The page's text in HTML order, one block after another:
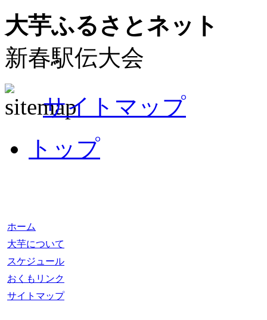
大芋ふるさとネット
新春駅伝大会
サイトマップ
トップ
ホーム
大芋について
スケジュール
おくもリンク
サイトマップ